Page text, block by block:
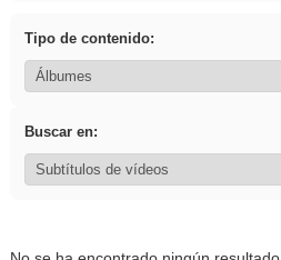
Tipo de contenido:
Buscar en: